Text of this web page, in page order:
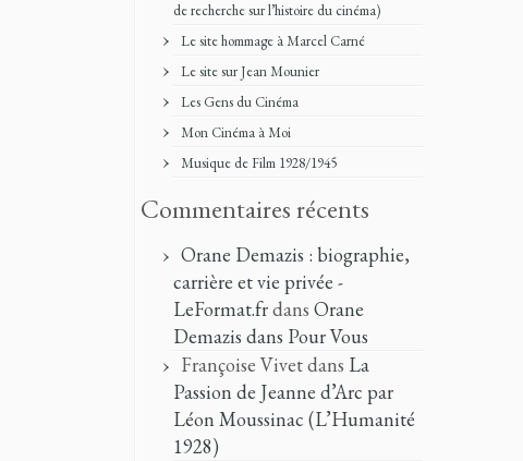
de recherche sur l’histoire du cinéma)
Le site hommage à Marcel Carné
Le site sur Jean Mounier
Les Gens du Cinéma
Mon Cinéma à Moi
Musique de Film 1928/1945
Commentaires récents
Orane Demazis : biographie,
carrière et vie privée -
LeFormat.frdans Orane
Demazis dans Pour Vous
Françoise Vivetdans La
Passion de Jeanne d’Arc par
Léon Moussinac (L’Humanité
1928)